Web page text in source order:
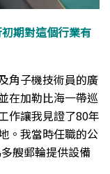
期對這個行業有
角子機技術員的廣
在加勒比海一帶巡
作讓我見證了80年
。我當時任職的公
艘郵輪提供設備